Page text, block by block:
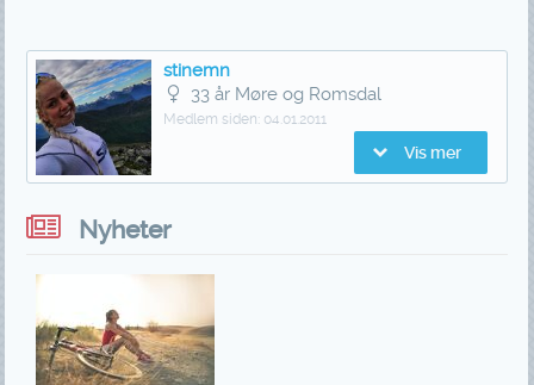
stinemn
33 år Møre og Romsdal
Medlem siden: 04.01.2011
Vis mer
Nyheter